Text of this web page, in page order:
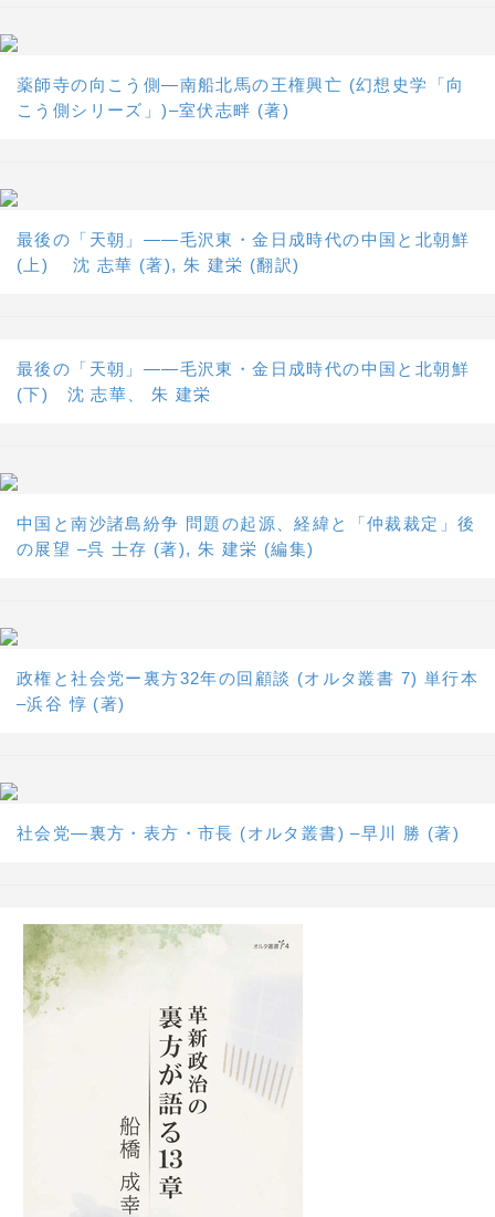
薬師寺の向こう側―南船北馬の王権興亡 (幻想史学「向
こう側シリーズ」)–室伏志畔 (著)
最後の「天朝」――毛沢東・金日成時代の中国と北朝鮮
(上) 沈 志華 (著), 朱 建栄 (翻訳)
最後の「天朝」――毛沢東・金日成時代の中国と北朝鮮
(下) 沈 志華、 朱 建栄
中国と南沙諸島紛争 問題の起源、経緯と「仲裁裁定」後
の展望 –呉 士存 (著), 朱 建栄 (編集)
政権と社会党ー裏方32年の回顧談 (オルタ叢書 7) 単行本
–浜谷 惇 (著)
社会党―裏方・表方・市長 (オルタ叢書) –早川 勝 (著)